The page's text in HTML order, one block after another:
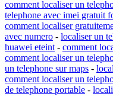
comment localiser un
telephone avec imei gratuit
comment localiser
avec numero - localiser un
huawei eteint- comment
comment localiser un
un telephone sur maps -
comment localiser un
de telephone portable -